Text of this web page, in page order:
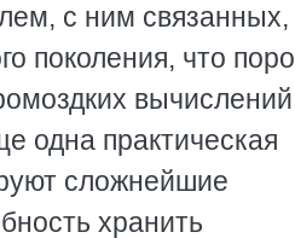
с ним связанных,
поколения, что
одна практическая
сложнейшие
хранить